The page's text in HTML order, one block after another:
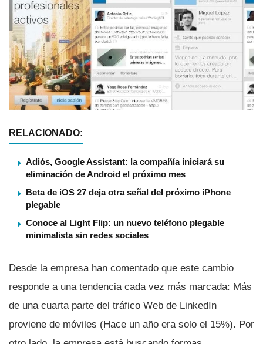
RELACIONADO:
Adiós, Google Assistant: la compañía iniciará su
eliminación de Android el próximo mes
Beta de iOS 27 deja otra señal del próximo iPhone
plegable
Conoce al Light Flip: un nuevo teléfono plegable
minimalista sin redes sociales
Desde la empresa han comentado que este cambio
responde a una tendencia cada vez más marcada: Más
de una cuarta parte del tráfico Web de LinkedIn
proviene de móviles (Hace un año era solo el 15%). Por